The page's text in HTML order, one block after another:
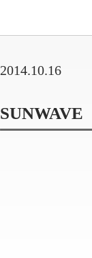
2014.10.16